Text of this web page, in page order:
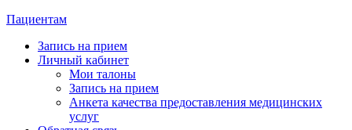
Пациентам
Запись на прием
Личный кабинет
Мои талоны
Запись на прием
Анкета качества предоставления медицинских
услуг